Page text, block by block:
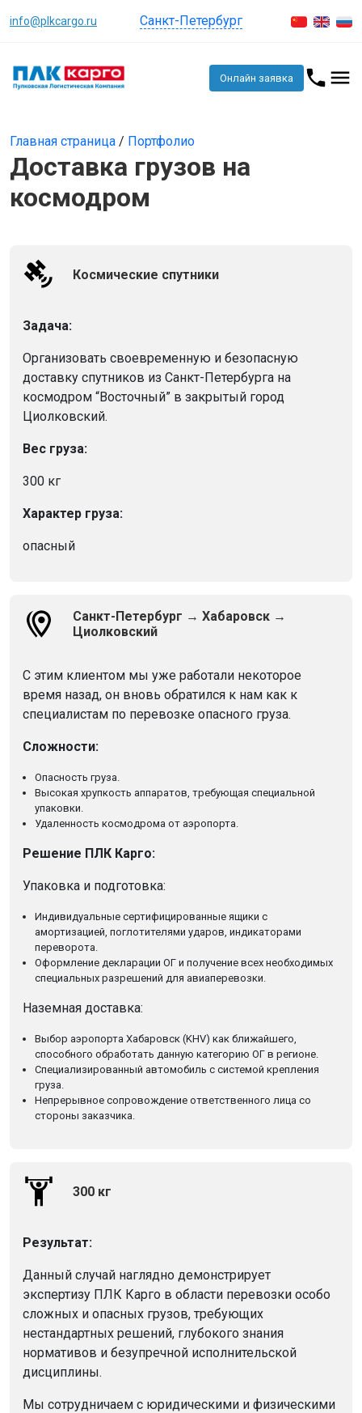
info@plkcargo.ru Санкт-Петербург
Онлайн заявка
Главная страница / Портфолио
Доставка грузов на
космодром
Космические спутники
Задача:
Организовать своевременную и безопасную
доставку спутников из Санкт-Петербурга на
космодром “Восточный” в закрытый город
Циолковский.
Вес груза:
300 кг
Характер груза:
опасный
Санкт-Петербург → Хабаровск →
Циолковский
С этим клиентом мы уже работали некоторое
время назад, он вновь обратился к нам как к
специалистам по перевозке опасного груза.
Сложности:
Опасность груза.
Высокая хрупкость аппаратов, требующая специальной
упаковки.
Удаленность космодрома от аэропорта.
Решение ПЛК Карго:
Упаковка и подготовка:
Индивидуальные сертифицированные ящики с
амортизацией, поглотителями ударов, индикаторами
переворота.
Оформление декларации ОГ и получение всех необходимых
специальных разрешений для авиаперевозки.
Наземная доставка:
Выбор аэропорта Хабаровск (KHV) как ближайшего,
способного обработать данную категорию ОГ в регионе.
Специализированный автомобиль с системой крепления
груза.
Непрерывное сопровождение ответственного лица со
стороны заказчика.
300 кг
Результат:
Данный случай наглядно демонстрирует
экспертизу ПЛК Карго в области перевозки особо
сложных и опасных грузов, требующих
нестандартных решений, глубокого знания
нормативов и безупречной исполнительской
дисциплины.
Мы сотрудничаем с юридическими и физическими